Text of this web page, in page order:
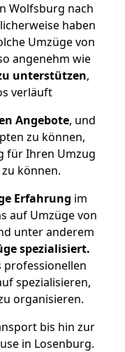
Wolfsburg nach
haben
Umzüge von
angenehm wie
unterstützen,
verläuft
Angebote, und
zu können,
für Ihren Umzug
können.
Erfahrung im
auf Umzüge von
unter anderem
spezialisiert.
professionellen
spezialisieren,
organisieren.
bis hin zur
in Losenburg.